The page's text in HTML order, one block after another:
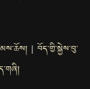
| བོད་གྱི་སྐྱེས་བུ་